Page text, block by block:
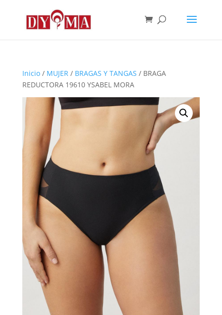
Inicio/ MUJER/ BRAGAS Y TANGAS / BRAGA
REDUCTORA 19610 YSABEL MORA